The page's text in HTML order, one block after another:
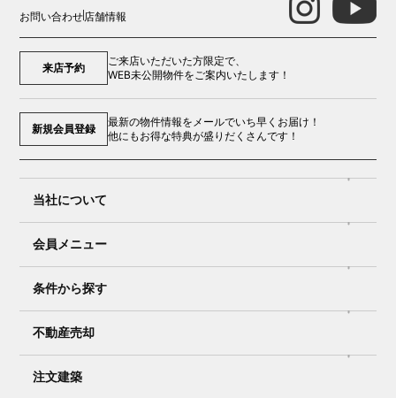
お問い合わせ 店舗情報
来店予約
ご来店いただいた方限定で、
WEB未公開物件をご案内いたします！
新規会員登録
最新の物件情報をメールでいち早くお届け！
他にもお得な特典が盛りだくさんです！
当社について
会員メニュー
条件から探す
不動産売却
注文建築